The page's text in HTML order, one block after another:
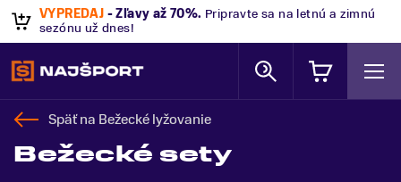
VÝPREDAJ - Zľavy až 70%. Pripravte sa na letnú a zimnú
sezónu už dnes!
Späť na Bežecké lyžovanie
Bežecké sety